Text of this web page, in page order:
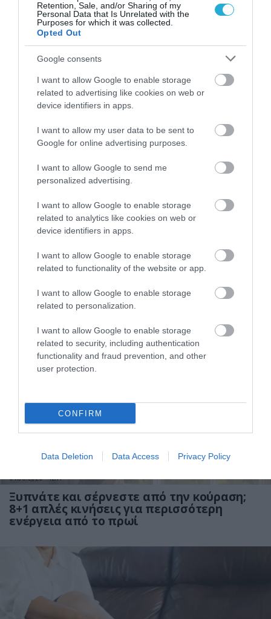
Retention, Sale, and/or Sharing of my
Personal Data that Is Unrelated with the
Purposes for which it was collected.
Opted Out
Google consents
I want to allow Google to enable storage
related to advertising like cookies on web or
device identifiers in apps.
I want to allow my user data to be sent to
Google for online advertising purposes.
I want to allow Google to send me
personalized advertising.
I want to allow Google to enable storage
related to analytics like cookies on web or
device identifiers in apps.
I want to allow Google to enable storage
related to functionality of the website or app.
I want to allow Google to enable storage
related to personalization.
I want to allow Google to enable storage
related to security, including authentication
functionality and fraud prevention, and other
user protection.
CONFIRM
Data Deletion Data Access Privacy Policy
Δεν ήταν μόνο ηθικοί λόγοι: Γιατί
εξαφανίστηκε ο κανιβαλισμός από τις
έρευνα
01.08.2026 15:06
Αυτό είναι το σύμπτωμα του καρκίνου του
δέρματος που μπορεί να εντοπιστεί στο
κομμωτήριο! – Τι δείχνει νέα έρευνα
01.08.2026 12:11
Ξυπνάτε και σέρνεστε από την κούραση;
8+1 απλές κινήσεις για περισσότερη
ενέργεια από το πρωί